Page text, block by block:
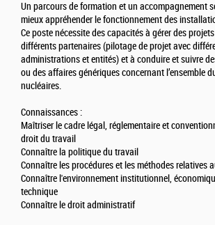
Un parcours de formation et un accompagnement
mieux appréhender le fonctionnement des
Ce poste nécessite des capacités à gérer des
différents partenaires (pilotage de projet avec
administrations et entités) et à conduire et suivre
ou des affaires génériques concernant l’ensemble
nucléaires.
Connaissances :
Maîtriser le cadre légal, réglementaire et
droit du travail
Connaître la politique du travail
Connaître les procédures et les méthodes relatives
Connaître l'environnement institutionnel,
technique
Connaître le droit administratif